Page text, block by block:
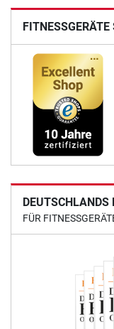
DEUTSCHLANDS
FÜR